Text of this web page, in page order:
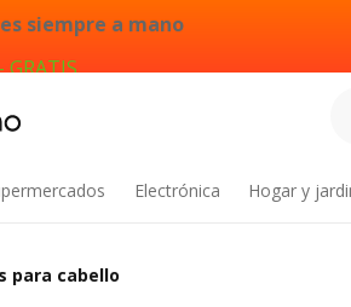
siempre a mano
Electrónica Hogar y
para cabello